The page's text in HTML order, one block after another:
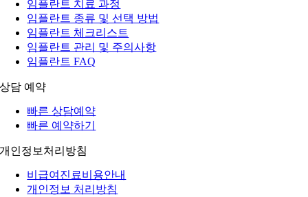
임플란트 치료 과정
임플란트 종류 및 선택 방법
임플란트 체크리스트
임플란트 관리 및 주의사항
임플란트 FAQ
상담 예약
빠른 상담예약
빠른 예약하기
개인정보처리방침
비급여진료비용안내
개인정보 처리방침